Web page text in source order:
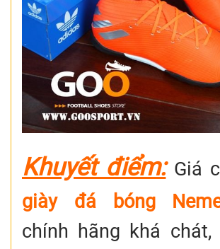
Khuyết điểm:Giá
giày đá bóng
chính hãng khá chát,